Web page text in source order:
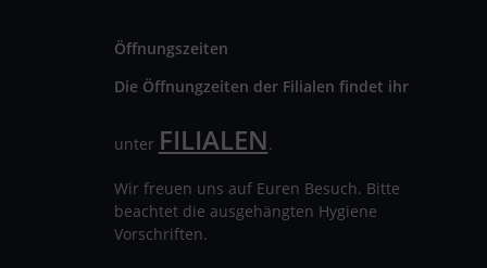
Öffnungszeiten
Die Öffnungzeiten der Filialen findet ihr
unter FILIALEN.
Wir freuen uns auf Euren Besuch. Bitte
beachtet die ausgehängten Hygiene
Vorschriften.